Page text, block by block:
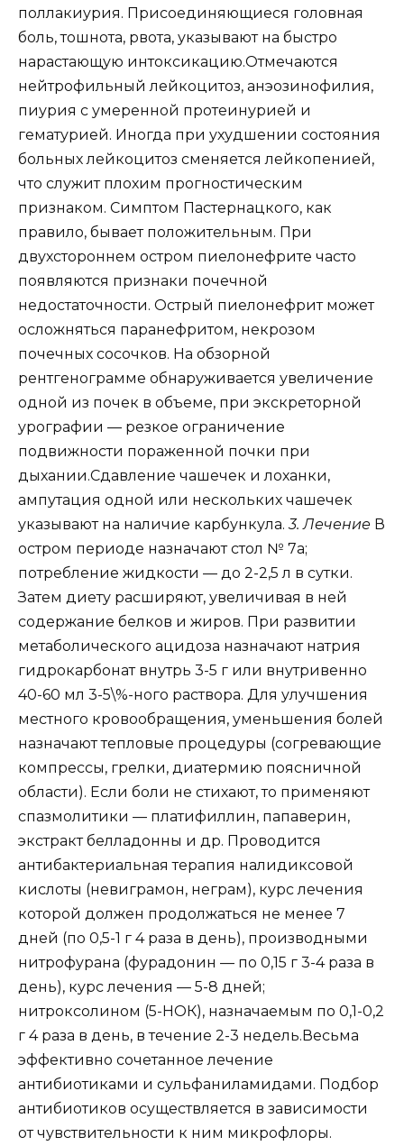
поллакиурия. Присоединяющиеся головная
боль, тошнота, рвота, указывают на быстро
нарастающую интоксикацию.Отмечаются
нейтрофильный лейкоцитоз, анэозинофилия,
пиурия с умеренной протеинурией и
гематурией. Иногда при ухудшении состояния
больных лейкоцитоз сменяется лейкопенией,
что служит плохим прогностическим
признаком. Симптом Пастернацкого, как
правило, бывает положительным. При
двухстороннем остром пиелонефрите часто
появляются признаки почечной
недостаточности. Острый пиелонефрит может
осложняться паранефритом, некрозом
почечных сосочков. На обзорной
рентгенограмме обнаруживается увеличение
одной из почек в объеме, при экскреторной
урографии — резкое ограничение
подвижности пораженной почки при
дыхании.Сдавление чашечек и лоханки,
ампутация одной или нескольких чашечек
указывают на наличие карбункула.3. Лечение В
остром периоде назначают стол № 7а;
потребление жидкости — до 2-2,5 л в сутки.
Затем диету расширяют, увеличивая в ней
содержание белков и жиров. При развитии
метаболического ацидоза назначают натрия
гидрокарбонат внутрь 3-5 г или внутривенно
40-60 мл 3-5\%-ного раствора. Для улучшения
местного кровообращения, уменьшения болей
назначают тепловые процедуры (согревающие
компрессы, грелки, диатермию поясничной
области). Если боли не стихают, то применяют
спазмолитики — платифиллин, папаверин,
экстракт белладонны и др. Проводится
антибактериальная терапия налидиксовой
кислоты (невиграмон, неграм), курс лечения
которой должен продолжаться не менее 7
дней (по 0,5-1 г 4 раза в день), производными
нитрофурана (фурадонин — по 0,15 г 3-4 раза в
день), курс лечения — 5-8 дней;
нитроксолином (5-НОК), назначаемым по 0,1-0,2
г 4 раза в день, в течение 2-3 недель.Весьма
эффективно сочетанное лечение
антибиотиками и сульфаниламидами. Подбор
антибиотиков осуществляется в зависимости
от чувствительности к ним микрофлоры.